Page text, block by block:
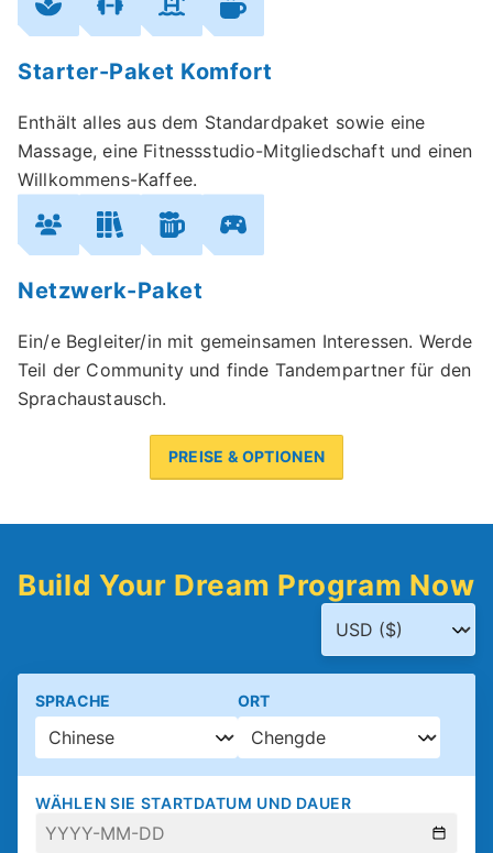
Starter-Paket Komfort
Enthält alles aus dem Standardpaket sowie eine
Massage, eine Fitnessstudio-Mitgliedschaft und einen
Willkommens-Kaffee.
Netzwerk-Paket
Ein/e Begleiter/in mit gemeinsamen Interessen. Werde
Teil der Community und finde Tandempartner für den
Sprachaustausch.
PREISE & OPTIONEN
Build Your Dream Program Now
SPRACHE ORT
WÄHLEN SIE STARTDATUM UND DAUER